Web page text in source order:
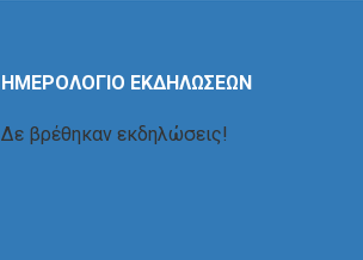
ΗΜΕΡΟΛΟΓΙΟ ΕΚΔΗΛΩΣΕΩΝ
Δε βρέθηκαν εκδηλώσεις!